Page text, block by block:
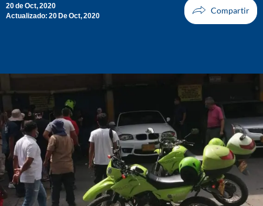
20 de Oct, 2020
Actualizado: 20 De Oct, 2020